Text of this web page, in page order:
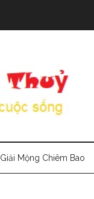
Giải Mộng Chiêm Bao